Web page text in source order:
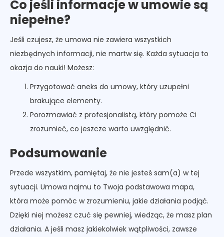
Co jeśli informacje w umowie są
niepełne?
Jeśli czujesz, że umowa nie zawiera wszystkich
niezbędnych informacji, nie martw się. Każda sytuacja to
okazja do nauki! Możesz:
Przygotować aneks do umowy, który uzupełni
brakujące elementy.
Porozmawiać z profesjonalistą, który pomoże Ci
zrozumieć, co jeszcze warto uwzględnić.
Podsumowanie
Przede wszystkim, pamiętaj, że nie jesteś sam(a) w tej
sytuacji. Umowa najmu to Twoja podstawowa mapa,
która może pomóc w zrozumieniu, jakie działania podjąć.
Dzięki niej możesz czuć się pewniej, wiedząc, że masz plan
działania. A jeśli masz jakiekolwiek wątpliwości, zawsze